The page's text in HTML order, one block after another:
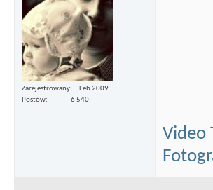
Zarejestrowany
Feb 2009
Postów
6 540
Video